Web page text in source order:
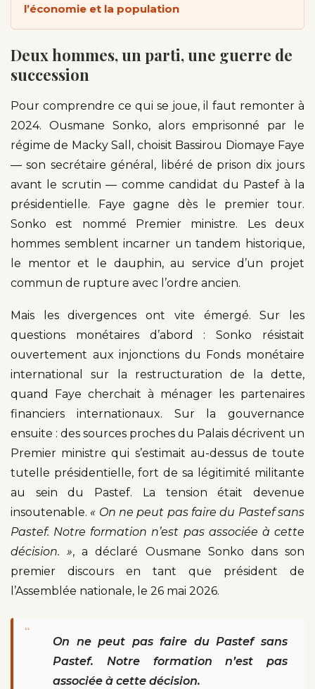
l’économie et la population
Deux hommes, un parti, une guerre de
succession
Pour comprendre ce qui se joue, il faut remonter à
2024. Ousmane Sonko, alors emprisonné par le
régime de Macky Sall, choisit Bassirou Diomaye Faye
— son secrétaire général, libéré de prison dix jours
avant le scrutin — comme candidat du Pastef à la
présidentielle. Faye gagne dès le premier tour.
Sonko est nommé Premier ministre. Les deux
hommes semblent incarner un tandem historique,
le mentor et le dauphin, au service d’un projet
commun de rupture avec l’ordre ancien.
Mais les divergences ont vite émergé. Sur les
questions monétaires d’abord : Sonko résistait
ouvertement aux injonctions du Fonds monétaire
international sur la restructuration de la dette,
quand Faye cherchait à ménager les partenaires
financiers internationaux. Sur la gouvernance
ensuite : des sources proches du Palais décrivent un
Premier ministre qui s’estimait au-dessus de toute
tutelle présidentielle, fort de sa légitimité militante
au sein du Pastef. La tension était devenue
insoutenable. « On ne peut pas faire du Pastef sans
Pastef. Notre formation n’est pas associée à cette
décision. », a déclaré Ousmane Sonko dans son
premier discours en tant que président de
l’Assemblée nationale, le 26 mai 2026.
“
On ne peut pas faire du Pastef sans
Pastef. Notre formation n’est pas
associée à cette décision.